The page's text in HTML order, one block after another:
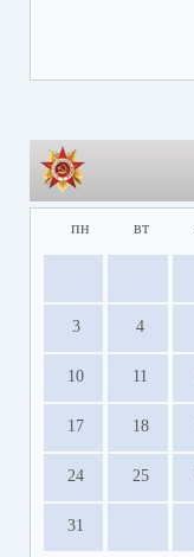
пн вт
3 4
10 11
17 18
24 25
31